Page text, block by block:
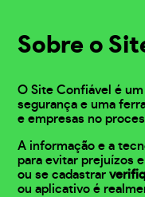
Sobre o
O Site Confiável é
segurança e uma
e empresas no
A informação e a
para evitar prejuízos
ou se cadastrar
ou aplicativo é